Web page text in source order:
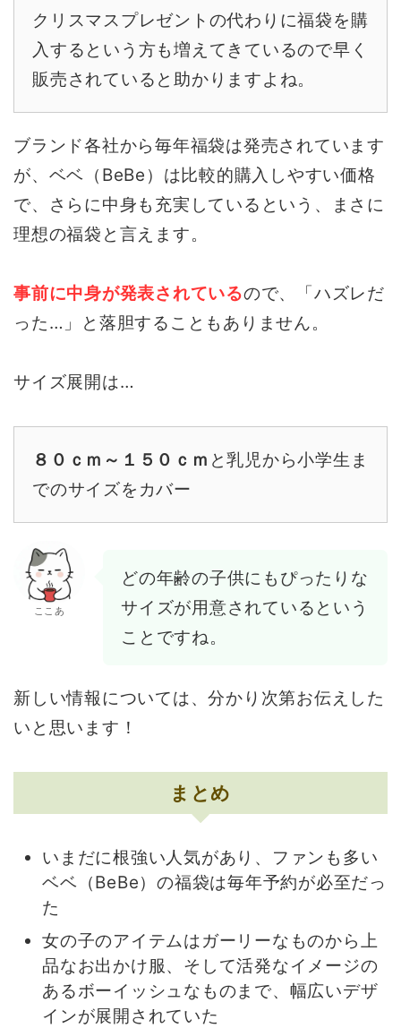
クリスマスプレゼントの代わりに福袋を購
入するという方も増えてきているので早く
販売されていると助かりますよね。
ブランド各社から毎年福袋は発売されています
が、ベベ（BeBe）は比較的購入しやすい価格
で、さらに中身も充実しているという、まさに
理想の福袋と言えます。
事前に中身が発表されているので、「ハズレだ
った…」と落胆することもありません。
サイズ展開は…
８０ｃｍ～１５０ｃｍ と乳児から小学生ま
でのサイズをカバー
ここあ
どの年齢の子供にもぴったりな
サイズが用意されているという
ことですね。
新しい情報については、分かり次第お伝えした
いと思います！
まとめ
いまだに根強い人気があり、ファンも多い
ベベ（BeBe）の福袋は毎年予約が必至だっ
た
女の子のアイテムはガーリーなものから上
品なお出かけ服、そして活発なイメージの
あるボーイッシュなものまで、幅広いデザ
インが展開されていた